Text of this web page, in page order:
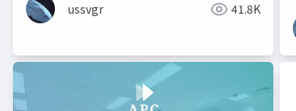
ussvgr 41.8K